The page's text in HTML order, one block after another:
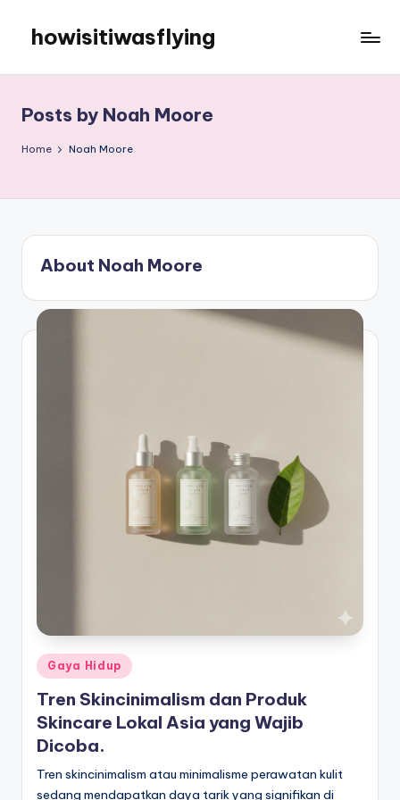
content
howisitiwasflying
Posts by Noah Moore
Home Noah Moore
About Noah Moore
Posted
in
Gaya Hidup
Tren Skincinimalism dan Produk
Skincare Lokal Asia yang Wajib
Dicoba.
Tren skincinimalism atau minimalisme perawatan kulit
sedang mendapatkan daya tarik yang signifikan di